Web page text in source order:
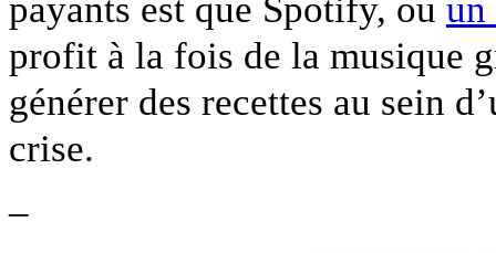
payants est que Spotify, ou un
profit à la fois de la musique
générer des recettes au sein
crise.
–